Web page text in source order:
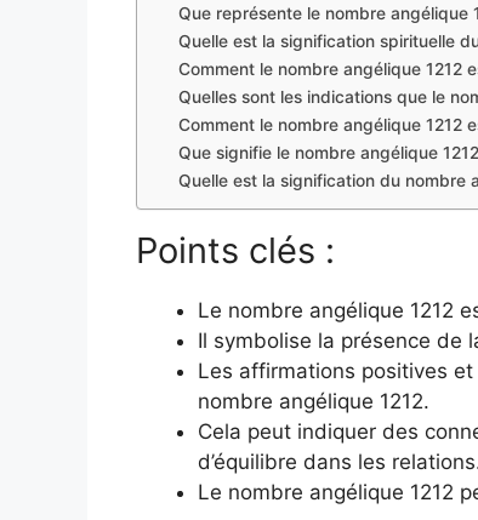
Que représente le nombre angélique
Quelle est la signification spirituelle
Comment le nombre angélique 1212
Quelles sont les indications que le
Comment le nombre angélique 1212
Que signifie le nombre angélique
Quelle est la signification du nombre
Points clés :
Le nombre angélique 1212
Il symbolise la présence de
Les affirmations positives
nombre angélique 1212.
Cela peut indiquer des
d’équilibre dans les
Le nombre angélique 1212